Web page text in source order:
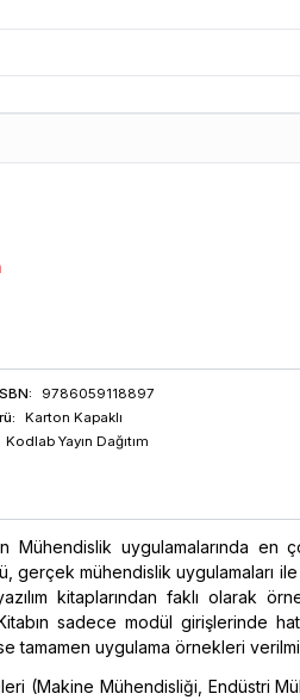
:
9786059118897
Karton Kapaklı
Kodlab Yayın Dağıtım
Mühendislik uygulamalarında en
gerçek mühendislik uygulamaları ile
kitaplarından faklı olarak
sadece modül girişlerinde
tamamen uygulama örnekleri
(Makine Mühendisliği, Endüstri